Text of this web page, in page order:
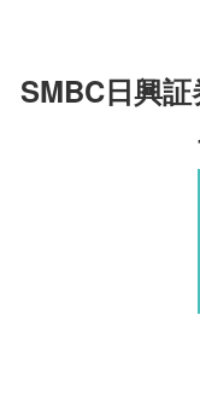
SMBC日興